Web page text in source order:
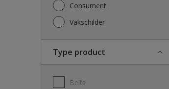
Consument
Vakschilder
Type product
Beits